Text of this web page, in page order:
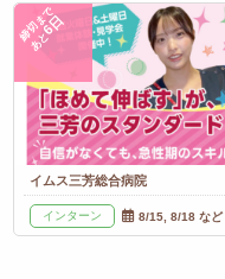
締切まで
あと
6日
イムス三芳総合病院
インターン 8/15, 8/18 など